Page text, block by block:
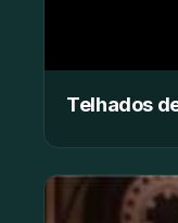
Telhados